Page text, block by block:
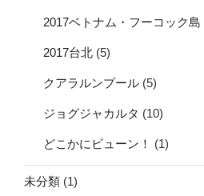
2017ベトナム・フーコック島
2017台北 (5)
クアラルンプール (5)
ジョグジャカルタ (10)
どこかにビューン！ (1)
未分類 (1)